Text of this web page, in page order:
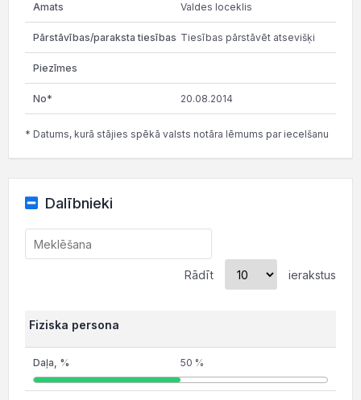
Valdes loceklis
Tiesības pārstāvēt atsevišķi
20.08.2014
* Datums, kurā stājies spēkā valsts notāra lēmums par iecelšanu
Dalībnieki
Rādīt ierakstus
Fiziska persona
50 %